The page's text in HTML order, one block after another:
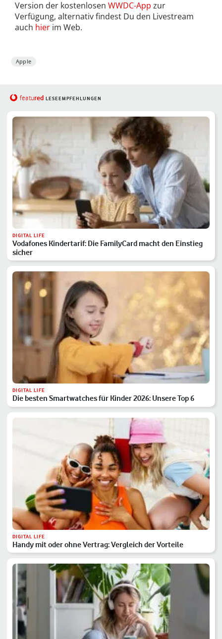
Version der kostenlosen WWDC-App zur
Verfügung, alternativ findest Du den Livestream
auch hier im Web.
Apple
featured LESEEMPFEHLUNGEN
DIGITAL LIFE
Vodafones Kindertarif: Die FamilyCard macht den Einstieg
sicher
DIGITAL LIFE
Die besten Smartwatches für Kinder 2026: Unsere Top 6
DIGITAL LIFE
Handy mit oder ohne Vertrag: Vergleich der Vorteile